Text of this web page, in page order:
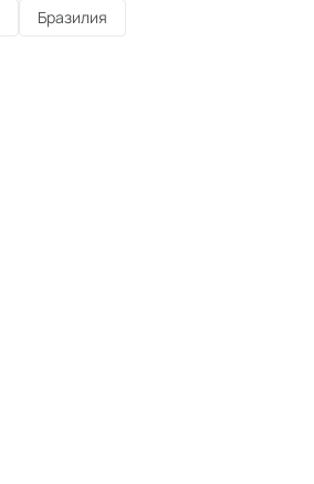
Бразилия